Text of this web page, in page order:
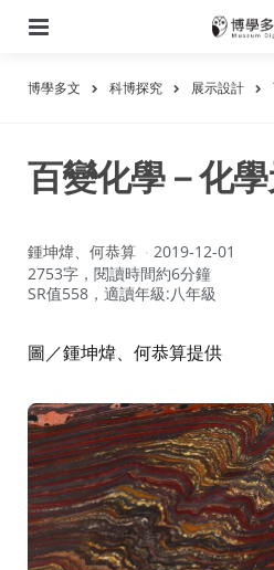
博學多文 科博探究 展示設計
百變化學－化
作
者：
鍾坤煒、何恭算
2019-12-01
2753字，閱讀時間約6分鐘
SR值558，適讀年級:八年級
圖／鍾坤煒、何恭算提供